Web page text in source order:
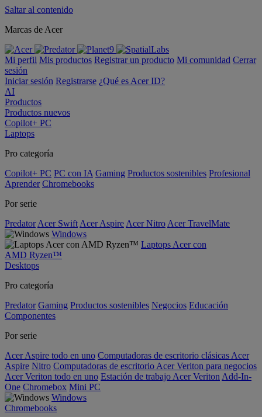
Saltar al contenido
Marcas de Acer
Mi perfil Mis productos Registrar un producto Mi comunidad Cerrar
sesión
Iniciar sesión Registrarse ¿Qué es Acer ID?
AI
Productos
Productos nuevos
Copilot+ PC
Laptops
Pro categoría
Copilot+ PC PC con IA Gaming Productos sostenibles Profesional
Aprender Chromebooks
Por serie
Predator Acer Swift Acer Aspire Acer Nitro Acer TravelMate
Windows
Laptops Acer con
AMD Ryzen™
Desktops
Pro categoría
Predator Gaming Productos sostenibles Negocios Educación
Componentes
Por serie
Acer Aspire todo en uno Computadoras de escritorio clásicas Acer
Aspire Nitro Computadoras de escritorio Acer Veriton para negocios
Acer Veriton todo en uno Estación de trabajo Acer Veriton Add-In-
One Chromebox Mini PC
Windows
Chromebooks